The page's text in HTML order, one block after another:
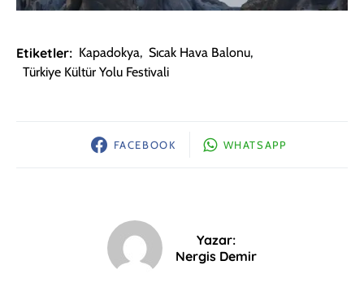
Etiketler: Kapadokya, Sıcak Hava Balonu,
Türkiye Kültür Yolu Festivali
FACEBOOK WHATSAPP
Yazar:
Nergis Demir